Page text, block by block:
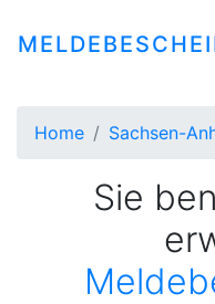
Home Sachsen-
Sie